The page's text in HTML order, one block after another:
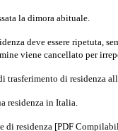
la dimora abituale.
deve essere ripetuta,
viene cancellato per
trasferimento di residenza
residenza in Italia.
residenza [PDF